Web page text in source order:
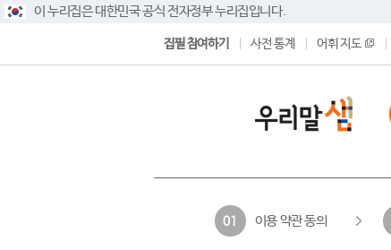
이 누리집은 대한민국 공식 전자정부 누리집입니다.
집필 참여하기 사전 통계 어휘 지도
01 이용 약관 동의